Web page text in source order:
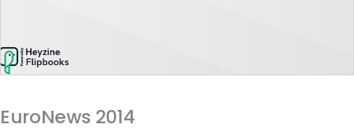
EuroNews 2014